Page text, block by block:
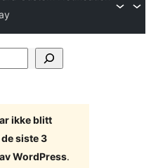
ikke blitt
siste 3
WordPress.